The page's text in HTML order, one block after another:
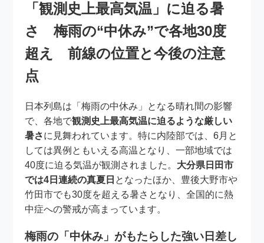
「観測史上最高気温」に迫る暑
さ 梅雨の“中休み”で各地30度
超え 前線の位置と今後の注意
点
日本列島は「梅雨の中休み」となる晴れ間の影響
で、各地で観測史上最高気温に迫るような厳しい
暑さに見舞われています。特に内陸部では、6月と
しては異例ともいえる高温となり、一部地域では
40度に迫る気温が観測されました。 大分県日田市
では4日連続の真夏日 となったほか、豊後大野市や
竹田市でも30度を超える暑さとなり、全国的に熱
中症への警戒が高まっています。
梅雨の「中休み」がもたらした強い日差し